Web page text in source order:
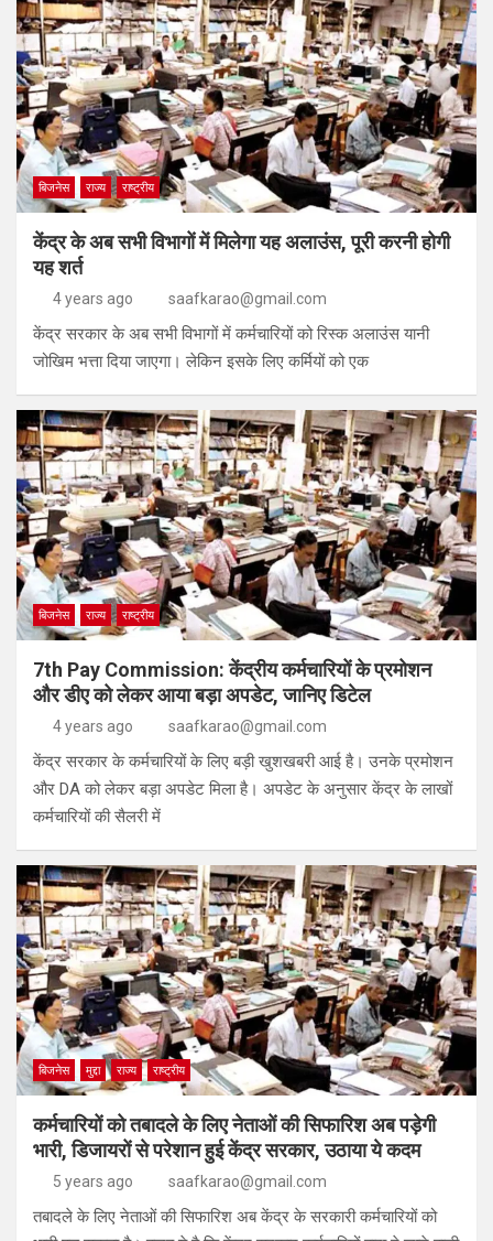
बिजनेस राज्य राष्ट्रीय
केंद्र के अब सभी विभागों में मिलेगा यह अलाउंस, पूरी करनी होगी
यह शर्त
4 years ago saafkarao@gmail.com
केंद्र सरकार के अब सभी विभागों में कर्मचारियों को रिस्क अलाउंस यानी
जोखिम भत्ता दिया जाएगा। लेकिन इसके लिए कर्मियों को एक
बिजनेस राज्य राष्ट्रीय
7th Pay Commission: केंद्रीय कर्मचारियों के प्रमोशन
और डीए को लेकर आया बड़ा अपडेट, जानिए डिटेल
4 years ago saafkarao@gmail.com
केंद्र सरकार के कर्मचार‍ियों के ल‍िए बड़ी खुशखबरी आई है। उनके प्रमोशन
और DA को लेकर बड़ा अपडेट मिला है। अपडेट के अनुसार केंद्र के लाखों
कर्मचार‍ियों की सैलरी में
बिजनेस मुद्दा राज्य राष्ट्रीय
कर्मचारियों को तबादले के लिए नेताओं की सिफारिश अब पड़ेगी
भारी, डिजायरों से परेशान हुई केंद्र सरकार, उठाया ये कदम
5 years ago saafkarao@gmail.com
तबादले के लिए नेताओं की सिफारिश अब केंद्र के सरकारी कर्मचारियों को